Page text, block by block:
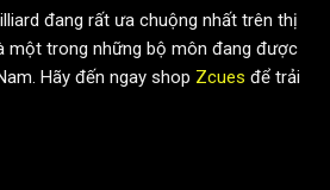
đang rất ưa chuộng nhất trên thị
một trong những bộ môn đang được
Hãy đến ngay shop Zcues để trải